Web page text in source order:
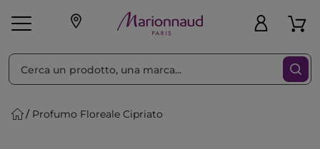
Make-up Profumi
Profumo Floreale Cipriato
Ordina per Filtra